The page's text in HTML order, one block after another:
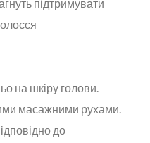
підтримувати
на шкіру голови.
масажними рухами.
до